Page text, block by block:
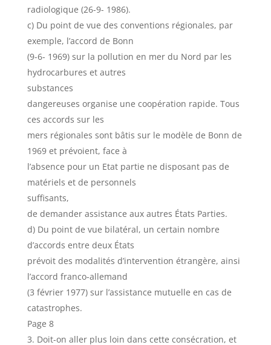
radiologique (26-9- 1986).
c) Du point de vue des conventions régionales, par
exemple, l’accord de Bonn
(9-6- 1969) sur la pollution en mer du Nord par les
hydrocarbures et autres
substances
dangereuses organise une coopération rapide. Tous
ces accords sur les
mers régionales sont bâtis sur le modèle de Bonn de
1969 et prévoient, face à
l’absence pour un Etat partie ne disposant pas de
matériels et de personnels
suffisants,
de demander assistance aux autres États Parties.
d) Du point de vue bilatéral, un certain nombre
d’accords entre deux États
prévoit des modalités d’intervention étrangère, ainsi
l’accord franco-allemand
(3 février 1977) sur l’assistance mutuelle en cas de
catastrophes.
Page 8
Doit-on aller plus loin dans cette consécration, et